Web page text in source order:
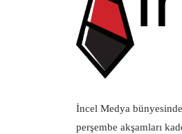
İncel Medya
perşembe akşamları